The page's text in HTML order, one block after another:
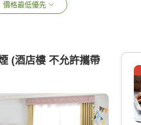
價格最低優先
(酒店樓 不允許攜帶